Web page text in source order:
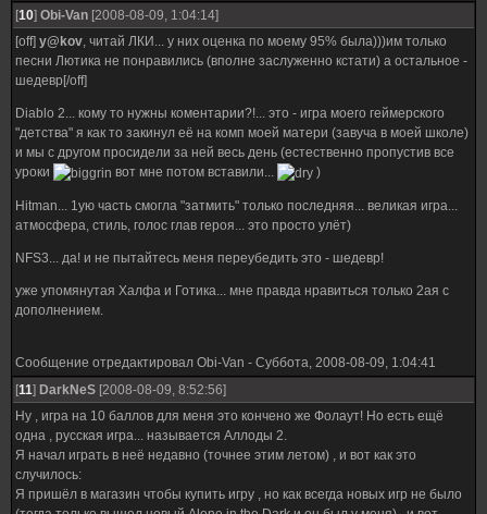
[10] Obi-Van [2008-08-09, 1:04:14]
[off] y@kov, читай ЛКИ... у них оценка по моему 95% была)))им только
песни Лютика не понравились (вполне заслуженно кстати) а остальное -
шедевр[/off]
Diablo 2... кому то нужны коментарии?!... это - игра моего геймерского
"детства" я как то закинул её на комп моей матери (завуча в моей школе)
и мы с другом просидели за ней весь день (естественно пропустив все
уроки
вот мне потом вставили... )
Hitman... 1ую часть смогла "затмить" только последняя... великая игра...
атмосфера, стиль, голос глав героя... это просто улёт)
NFS3... да! и не пытайтесь меня переубедить это - шедевр!
уже упомянутая Халфа и Готика... мне правда нравиться только 2ая с
дополнением.
Сообщение отредактировал Obi-Van - Суббота, 2008-08-09, 1:04:41
[11] DarkNeS [2008-08-09, 8:52:56]
Ну , игра на 10 баллов для меня это кончено же Фолаут! Но есть ещё
одна , русская игра... называется Аллоды 2.
Я начал играть в неё недавно (точнее этим летом) , и вот как это
случилось:
Я пришёл в магазин чтобы купить игру , но как всегда новых игр не было